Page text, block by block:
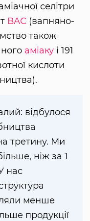
селітри
ВАС (вапняно-
також
аміаку і 191
кислоти
відбулося
третину. Ми
ніж за 1
нас
менше
продукції